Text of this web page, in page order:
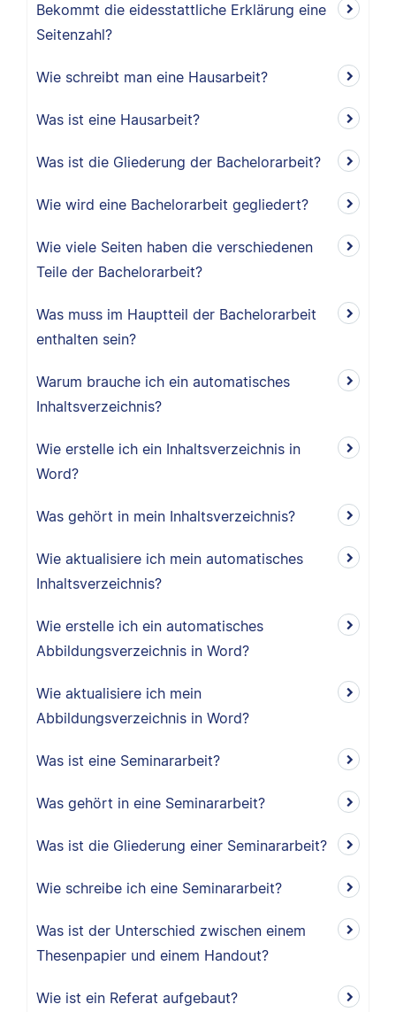
Bekommt die eidesstattliche Erklärung eine
Seitenzahl?
Wie schreibt man eine Hausarbeit?
Was ist eine Hausarbeit?
Was ist die Gliederung der Bachelorarbeit?
Wie wird eine Bachelorarbeit gegliedert?
Wie viele Seiten haben die verschiedenen
Teile der Bachelorarbeit?
Was muss im Hauptteil der Bachelorarbeit
enthalten sein?
Warum brauche ich ein automatisches
Inhaltsverzeichnis?
Wie erstelle ich ein Inhaltsverzeichnis in
Word?
Was gehört in mein Inhaltsverzeichnis?
Wie aktualisiere ich mein automatisches
Inhaltsverzeichnis?
Wie erstelle ich ein automatisches
Abbildungsverzeichnis in Word?
Wie aktualisiere ich mein
Abbildungsverzeichnis in Word?
Was ist eine Seminararbeit?
Was gehört in eine Seminararbeit?
Was ist die Gliederung einer Seminararbeit?
Wie schreibe ich eine Seminararbeit?
Was ist der Unterschied zwischen einem
Thesenpapier und einem Handout?
Wie ist ein Referat aufgebaut?